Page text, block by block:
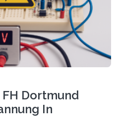
Im
Wissenstransfer: Neue
sollen rasch in die
Dortmund
In